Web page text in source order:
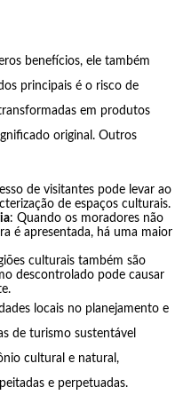
benefícios, ele também
principais é o risco de
em produtos
original. Outros
de visitantes pode levar ao
de espaços culturais.
: Quando os moradores não
é apresentada, há uma maior
culturais também são
descontrolado pode causar
locais no planejamento e
de turismo sustentável
cultural e natural,
e perpetuadas.